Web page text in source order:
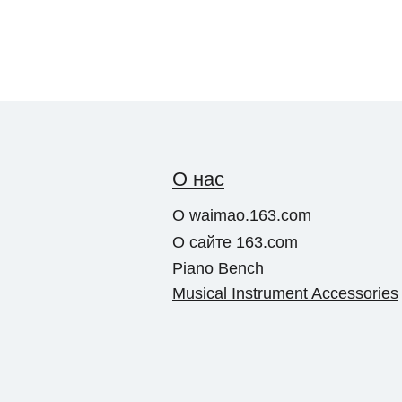
О нас
О waimao.163.com
О сайте 163.com
Piano Bench
Musical Instrument Accessories